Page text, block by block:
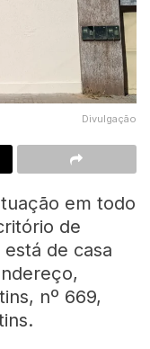
Divulgação
em todo
de
de casa
nº 669,